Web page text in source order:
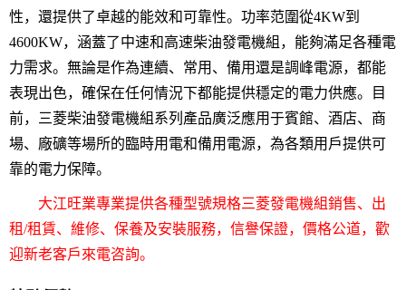
性，還提供了卓越的能效和可靠性。功率范圍從4KW到
4600KW，涵蓋了中速和高速柴油發電機組，能夠滿足各種電
力需求。無論是作為連續、常用、備用還是調峰電源，都能
表現出色，確保在任何情況下都能提供穩定的電力供應。目
前，三菱柴油發電機組系列產品廣泛應用于賓館、酒店、商
場、廠礦等場所的臨時用電和備用電源，為各類用戶提供可
靠的電力保障。
大江旺業專業提供各種型號規格三菱發電機組銷售、出
租/租賃、維修、保養及安裝服務，信譽保證，價格公道，歡
迎新老客戶來電咨詢。